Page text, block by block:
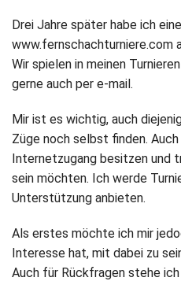
Datenschutz
Drei Jahre später habe ich
www.fernschachturniere.com
Wir spielen in meinen
gerne auch per e-mail.
Mir ist es wichtig, auch
Züge noch selbst finden.
Internetzugang besitzen und
sein möchten. Ich werde
Unterstützung anbieten.
Als erstes möchte ich mir
Interesse hat, mit dabei zu
Auch für Rückfragen stehe